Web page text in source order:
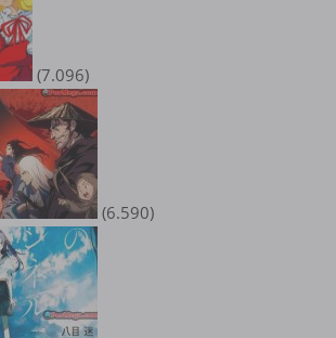
(7.096)
(6.590)